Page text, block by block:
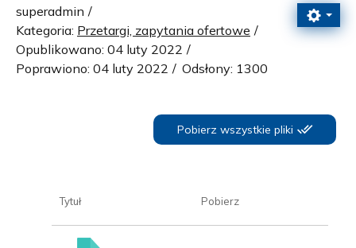
superadmin
Kategoria: Przetargi, zapytania ofertowe
Opublikowano: 04 luty 2022
Poprawiono: 04 luty 2022
Odsłony: 1300
Pobierz wszystkie pliki
Tytuł Pobierz